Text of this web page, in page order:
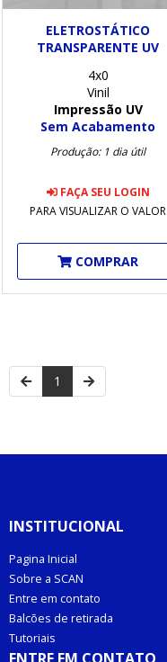
ELETROSTÁTICO
TRANSPARENTE UV
4x0
Vinil
Impressão UV
Sem Acabamento
Produção: 1 dia útil
FAÇA SEU LOGIN
PARA VISUALIZAR O VALOR
COMPRAR
1
INSTITUCIONAL
Pagina Inicial
Sobre a SCAN
Entre em contato
Balcões de retirada
Tutoriais